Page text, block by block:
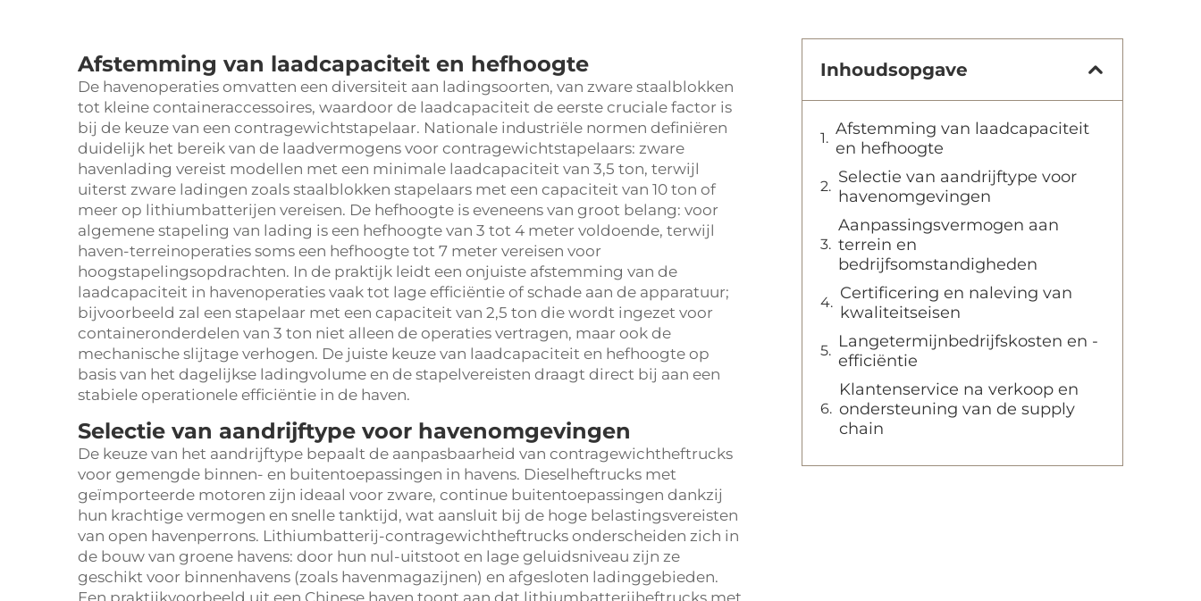
Afstemming van laadcapaciteit en hefhoogte
De havenoperaties omvatten een diversiteit aan ladingsoorten, van zware staalblokken
tot kleine containeraccessoires, waardoor de laadcapaciteit de eerste cruciale factor is
bij de keuze van een contragewichtstapelaar. Nationale industriële normen definiëren
duidelijk het bereik van de laadvermogens voor contragewichtstapelaars: zware
havenlading vereist modellen met een minimale laadcapaciteit van 3,5 ton, terwijl
uiterst zware ladingen zoals staalblokken stapelaars met een capaciteit van 10 ton of
meer op lithiumbatterijen vereisen. De hefhoogte is eveneens van groot belang: voor
algemene stapeling van lading is een hefhoogte van 3 tot 4 meter voldoende, terwijl
haven-terreinoperaties soms een hefhoogte tot 7 meter vereisen voor
hoogstapelingsopdrachten. In de praktijk leidt een onjuiste afstemming van de
laadcapaciteit in havenoperaties vaak tot lage efficiëntie of schade aan de apparatuur;
bijvoorbeeld zal een stapelaar met een capaciteit van 2,5 ton die wordt ingezet voor
containeronderdelen van 3 ton niet alleen de operaties vertragen, maar ook de
mechanische slijtage verhogen. De juiste keuze van laadcapaciteit en hefhoogte op
basis van het dagelijkse ladingvolume en de stapelvereisten draagt direct bij aan een
stabiele operationele efficiëntie in de haven.
Selectie van aandrijftype voor havenomgevingen
De keuze van het aandrijftype bepaalt de aanpasbaarheid van contragewichtheftrucks
voor gemengde binnen- en buitentoepassingen in havens. Dieselheftrucks met
geïmporteerde motoren zijn ideaal voor zware, continue buitentoepassingen dankzij
hun krachtige vermogen en snelle tanktijd, wat aansluit bij de hoge belastingsvereisten
van open havenperrons. Lithiumbatterij-contragewichtheftrucks onderscheiden zich in
de bouw van groene havens: door hun nul-uitstoot en lage geluidsniveau zijn ze
geschikt voor binnenhavens (zoals havenmagazijnen) en afgesloten ladinggebieden.
Een praktijkvoorbeeld uit een Chinese haven toont aan dat lithiumbatterijheftrucks met
Inhoudsopgave
Afstemming van laadcapaciteit
en hefhoogte
Selectie van aandrijftype voor
havenomgevingen
Aanpassingsvermogen aan
terrein en
bedrijfsomstandigheden
Certificering en naleving van
kwaliteitseisen
Langetermijnbedrijfskosten en -
efficiëntie
Klantenservice na verkoop en
ondersteuning van de supply
chain